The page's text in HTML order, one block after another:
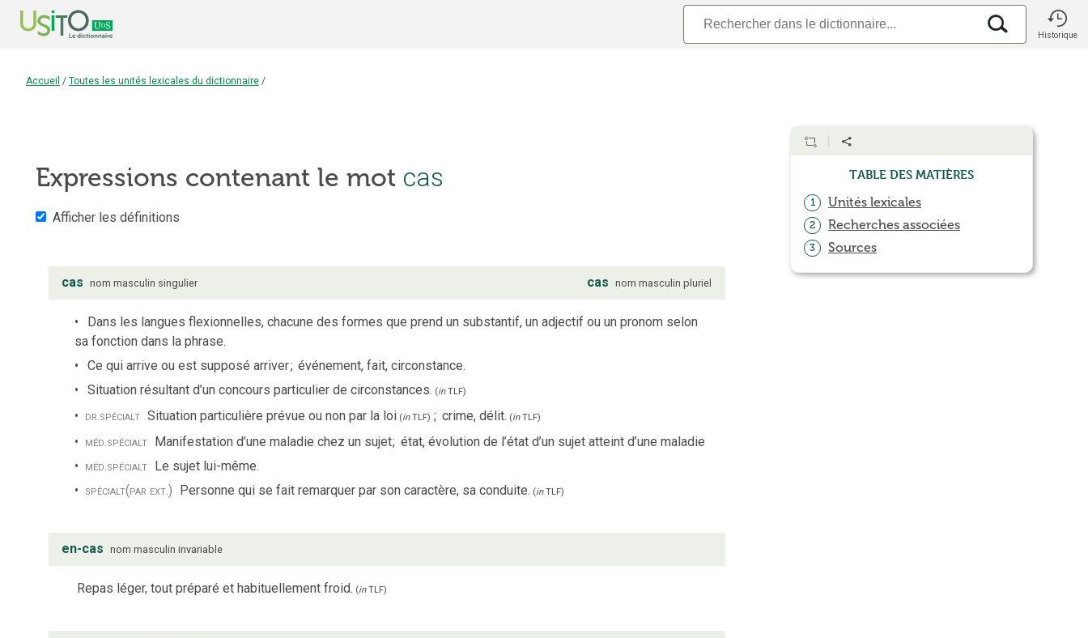
Historique
Accueil / Toutes les unités lexicales du dictionnaire /
Expressions contenant le mot cas
Afficher les définitions
cas nom masculin singulier cas nom masculin pluriel
Dans les langues flexionnelles, chacune des formes que prend un substantif, un adjectif ou un pronom selon
sa fonction dans la phrase.
Ce qui arrive ou est supposé arriver; événement, fait, circonstance.
Situation résultant d’un concours particulier de circonstances. (inTLF)
dr.spécialt Situation particulière prévue ou non par la loi (inTLF) ; crime, délit. (inTLF)
méd.spécialt Manifestation d’une maladie chez un sujet; état, évolution de l’état d’un sujet atteint d’une maladie
méd.spécialt Le sujet lui-même.
spécialt(par ext.) Personne qui se fait remarquer par son caractère, sa conduite. (inTLF)
en-cas nom masculin invariable
Repas léger, tout préparé et habituellement froid. (inTLF)
Table des matières
1 Unités lexicales
2 Recherches associées
3 Sources